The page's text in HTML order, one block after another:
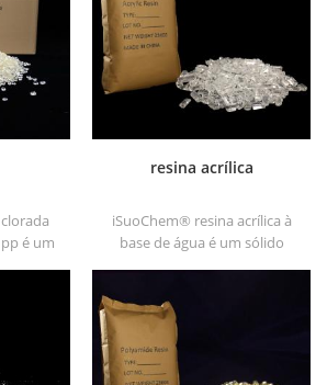
é um
resina acrílica
iSuoChem® resina acrílica à
base de água é um sólido
boa solubilidade, alta
transparência, boa
capacidade de impressão e
boa transitividade.